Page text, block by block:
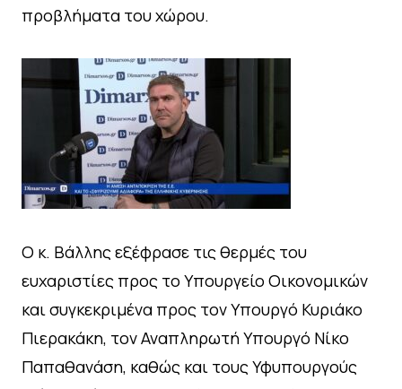
προβλήματα του χώρου.
Ο κ. Βάλλης εξέφρασε τις θερμές του
ευχαριστίες προς το Υπουργείο Οικονομικών
και συγκεκριμένα προς τον Υπουργό Κυριάκο
Πιερακάκη, τον Αναπληρωτή Υπουργό Νίκο
Παπαθανάση, καθώς και τους Υφυπουργούς